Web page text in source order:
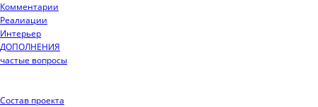
Комментарии
Реалиации
Интерьер
ДОПОЛНЕНИЯ
частые вопросы
Состав проекта